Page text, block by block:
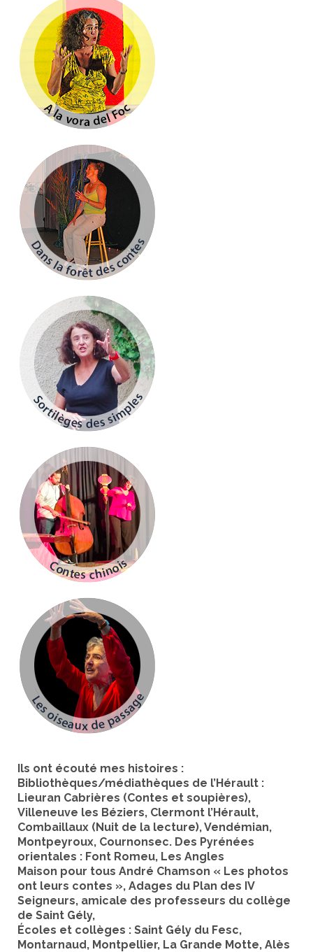
Ils ont écouté mes histoires :
Bibliothèques/médiathèques de l’Hérault :
Lieuran Cabrières (Contes et soupières),
Villeneuve les Béziers, Clermont l’Hérault,
Combaillaux (Nuit de la lecture), Vendémian,
Montpeyroux, Cournonsec. Des Pyrénées
orientales : Font Romeu, Les Angles
Maison pour tous André Chamson « Les photos
ont leurs contes », Adages du Plan des IV
Seigneurs, amicale des professeurs du collège
de Saint Gély,
Écoles et collèges : Saint Gély du Fesc,
Montarnaud, Montpellier, La Grande Motte, Alès